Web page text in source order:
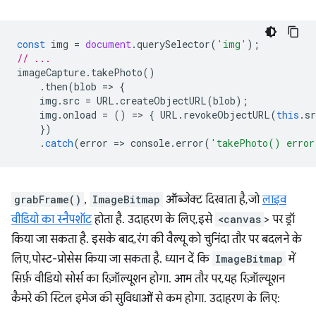
const img = document.querySelector( 'img' );
// ...
imageCapture. takePhoto()
. then(blob => {
img . src = URL .createObjectURL(blob);
img .onload = () => { URL . revokeObjectURL(this .
})
.catch(error => console. error( 'takePhoto()
grabFrame() , ImageBitmap ऑब्जेक्ट दिखाता है, जोलाइव
वीडियो का स्नैपशॉटहोता है. उदाहरण के लिए, इसे <canvas > पर ड्रॉ
किया जा सकता है. इसके बाद, रंग की वैल्यू को चुनिंदा तौर पर बदलने के
लिए, पोस्ट-प्रोसेस किया जा सकता है. ध्यान दें कि ImageBitmap में
सिर्फ़ वीडियो सोर्स का रिज़ॉल्यूशन होगा. आम तौर पर, यह रिज़ॉल्यूशन
कैमरे की स्टिल इमेज की सुविधाओं से कम होगा. उदाहरण के लिए: